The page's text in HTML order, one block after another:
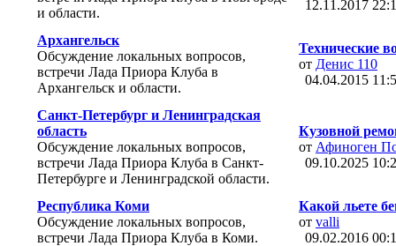
и области.
12.11.2017
Архангельск
Обсуждение локальных вопросов,
встречи Лада Приора Клуба в
Архангельск и области.
Технические
от Денис 110
04.04.2015
Санкт-Петербург и Ленинградская
область
Обсуждение локальных вопросов,
встречи Лада Приора Клуба в Санкт-
Петербурге и Ленинградской области.
Кузовной
от Афиноген
09.10.2025
Республика Коми
Обсуждение локальных вопросов,
встречи Лада Приора Клуба в Коми.
Какой льете
от valli
09.02.2016